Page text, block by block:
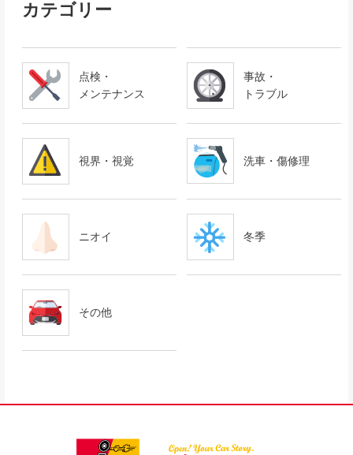
カテゴリー
点検・
メンテナンス
事故・
トラブル
視界・視覚 洗車・傷修理
ニオイ 冬季
その他